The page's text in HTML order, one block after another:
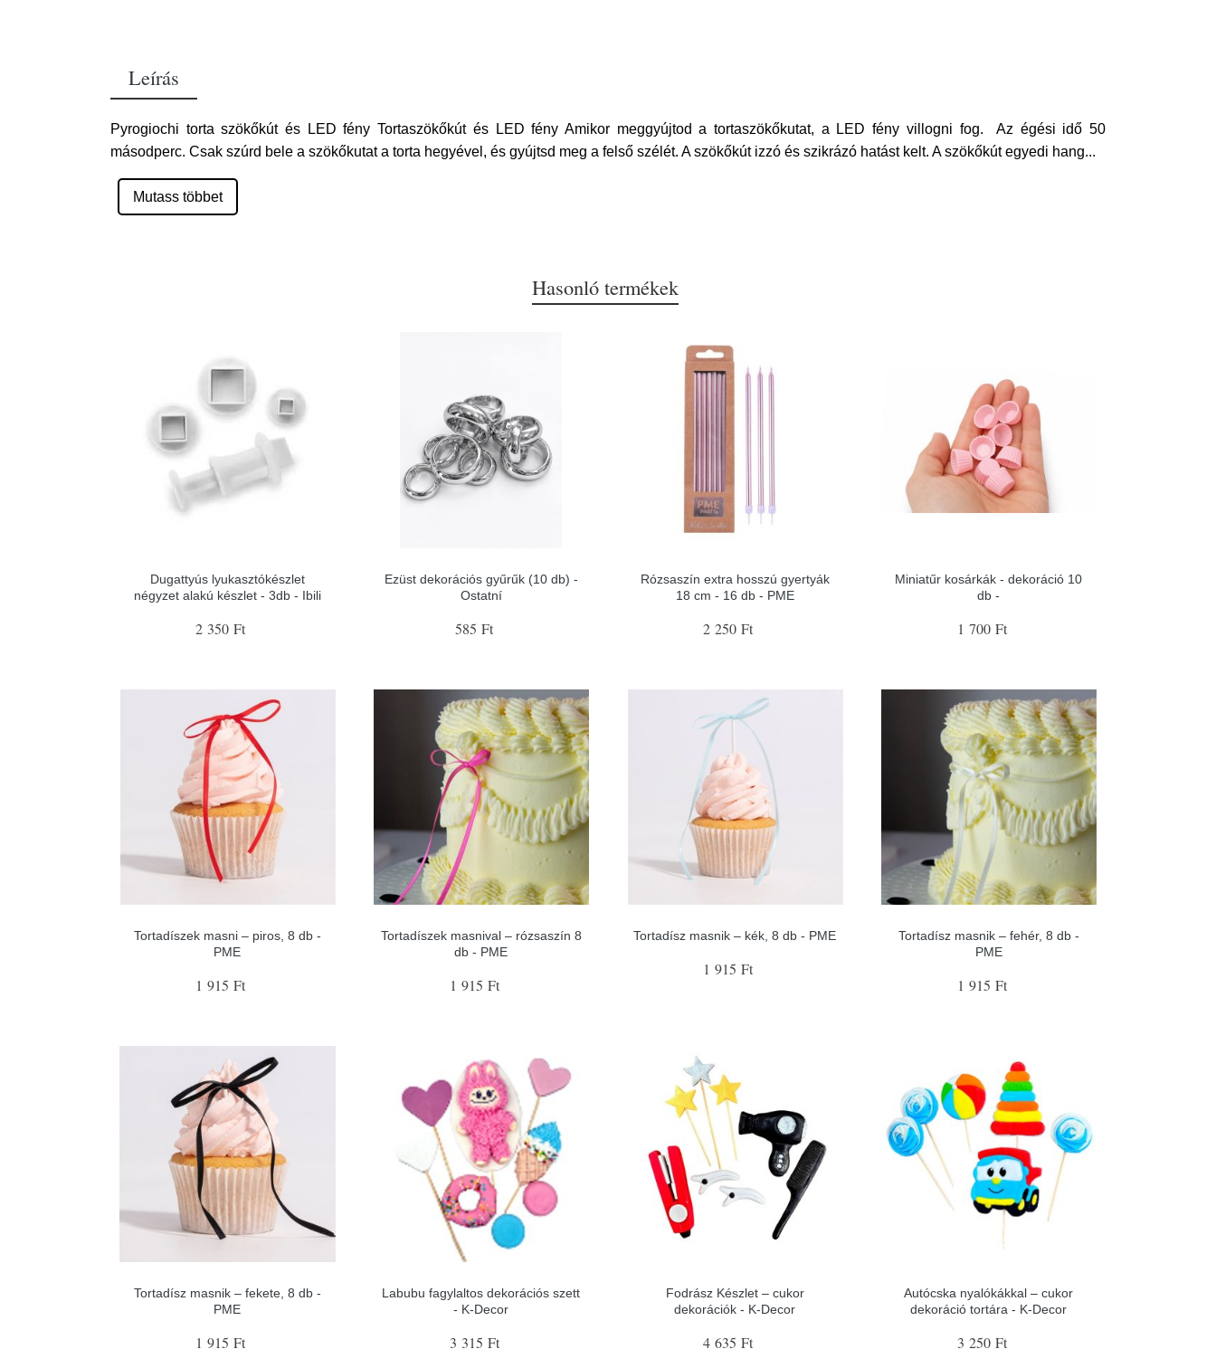
Leírás
Pyrogiochi torta szökőkút és LED fény Tortaszökőkút és LED fény Amikor meggyújtod a tortaszökőkutat, a LED fény villogni fog. Az égési idő 50
másodperc. Csak szúrd bele a szökőkutat a torta hegyével, és gyújtsd meg a felső szélét. A szökőkút izzó és szikrázó hatást kelt. A szökőkút egyedi hang...
Mutass többet
Hasonló termékek
Dugattyús lyukasztókészlet
négyzet alakú készlet - 3db - Ibili
2 350 Ft
Ezüst dekorációs gyűrűk (10 db) -
Ostatní
585 Ft
Rózsaszín extra hosszú gyertyák
18 cm - 16 db - PME
2 250 Ft
Miniatűr kosárkák - dekoráció 10
db -
1 700 Ft
Tortadíszek masni – piros, 8 db -
PME
1 915 Ft
Tortadíszek masnival – rózsaszín 8
db - PME
1 915 Ft
Tortadísz masnik – kék, 8 db - PME
1 915 Ft
Tortadísz masnik – fehér, 8 db -
PME
1 915 Ft
Tortadísz masnik – fekete, 8 db -
PME
1 915 Ft
Labubu fagylaltos dekorációs szett
- K-Decor
3 315 Ft
Fodrász Készlet – cukor
dekorációk - K-Decor
4 635 Ft
Autócska nyalókákkal – cukor
dekoráció tortára - K-Decor
3 250 Ft